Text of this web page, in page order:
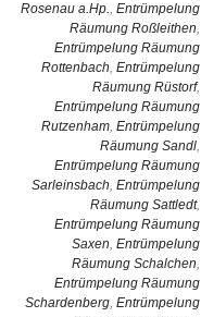
Rosenau a.Hp., Entrümpelung
Räumung Roßleithen,
Entrümpelung Räumung
Rottenbach, Entrümpelung
Räumung Rüstorf,
Entrümpelung Räumung
Rutzenham, Entrümpelung
Räumung Sandl,
Entrümpelung Räumung
Sarleinsbach, Entrümpelung
Räumung Sattledt,
Entrümpelung Räumung
Saxen, Entrümpelung
Räumung Schalchen,
Entrümpelung Räumung
Schardenberg, Entrümpelung